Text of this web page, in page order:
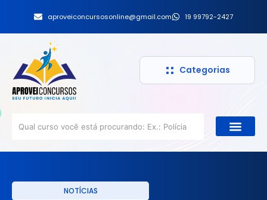
aproveiconcursosonline@gmail.com 19 99792-2427
Categorias
NOTÍCIAS